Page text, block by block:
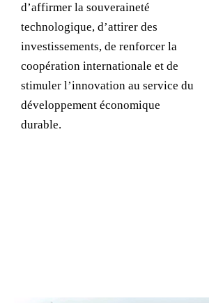
d’affirmer la souveraineté
technologique, d’attirer des
investissements, de renforcer la
coopération internationale et de
stimuler l’innovation au service du
développement économique
durable.